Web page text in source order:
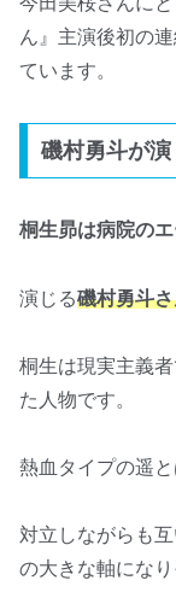
ん』主演後初の
ています。
磯村勇斗が
桐生昴は病院のエ
演じる磯村勇斗
桐生は現実主義
た人物です。
熱血タイプの遥
対立しながらも
の大きな軸になり